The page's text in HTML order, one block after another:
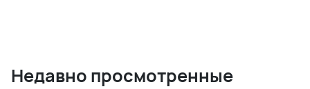
Недавно просмотренные